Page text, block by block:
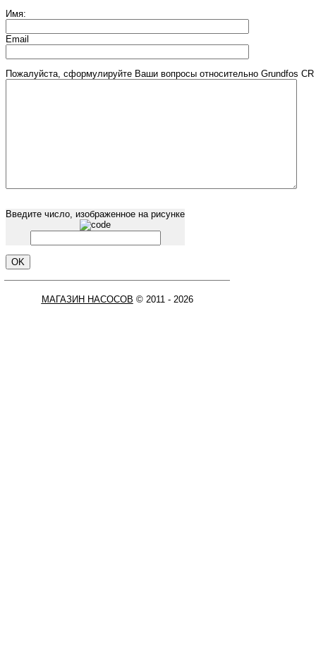
Имя:
Email
Пожалуйста, сформулируйте Ваши вопросы относительно Grundfos
Введите число, изображенное на рисунке
МАГАЗИН НАСОСОВ © 2011 - 2026